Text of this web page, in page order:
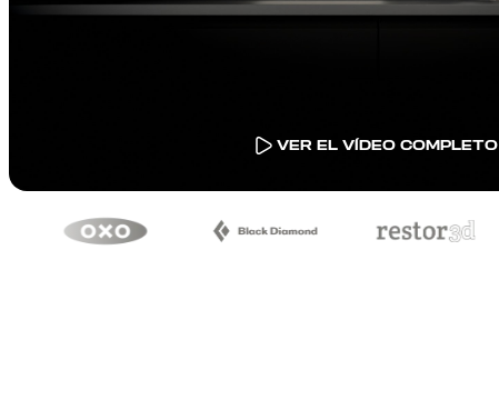
VER EL VÍDEO COMPLETO